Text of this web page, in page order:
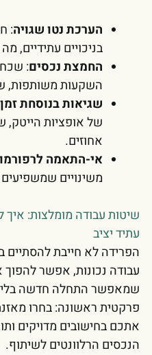
הערכת נטו שגויה:
בניכויים עתידיים,
החמצת נכסים:
השקעות משותפות,
שגיאות בנוסחת
של אופציות
אחוזים.
אי-התאמה
משינויים
שיטות עבודה מומלצות: איך
עתיד יציב
הפרידה לא חייבת להסתיים
עבודה נכונות, אפשר
שמאפשר התחלה חדשה בלי
פרקטית ראשונה: בחרו
אתכם בחישובים מדויקים
הנכסים הרלוונטים לשיתוף.